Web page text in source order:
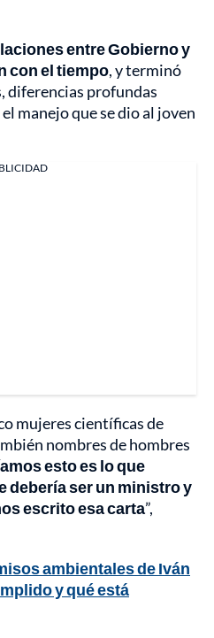
entre Gobierno y
con el tiempo, y terminó
diferencias profundas
manejo que se dio al joven
mujeres científicas de
nombres de hombres
esto es lo que
debería ser un ministro y
escrito esa carta”,
ambientales de Iván
y qué está